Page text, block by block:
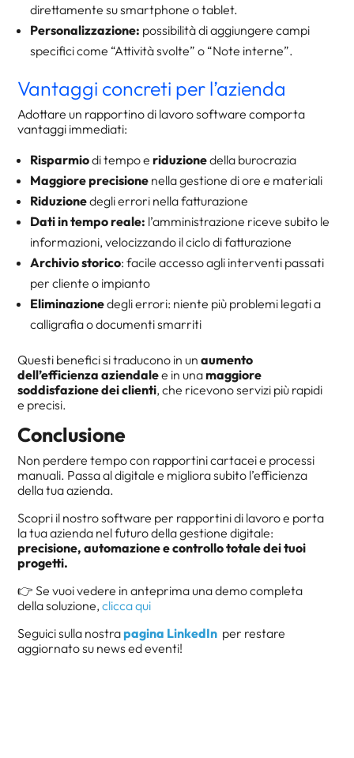
direttamente su smartphone o tablet.
Personalizzazione: possibilità di aggiungere campi
specifici come “Attività svolte” o “Note interne”.
Vantaggi concreti per l’azienda
Adottare un rapportino di lavoro software comporta
vantaggi immediati:
Risparmiodi tempo eriduzionedella burocrazia
Maggiore precisione nella gestione di ore e materiali
Riduzionedegli errori nella fatturazione
Dati in tempo reale: l’amministrazione riceve subito le
informazioni, velocizzando il ciclo di fatturazione
Archivio storico: facile accesso agli interventi passati
per cliente o impianto
Eliminazionedegli errori: niente più problemi legati a
calligrafia o documenti smarriti
Questi benefici si traducono in unaumento
dell’efficienza aziendalee in unamaggiore
soddisfazione dei clienti, che ricevono servizi più rapidi
e precisi.
Conclusione
Non perdere tempo con rapportini cartacei e processi
manuali. Passa al digitale e migliora subito l’efficienza
della tua azienda.
Scopri il nostro software per rapportini di lavoro e porta
la tua azienda nel futuro della gestione digitale:
precisione, automazione e controllo totale dei tuoi
progetti.
👉 Se vuoi vedere in anteprima una demo completa
della soluzione,clicca qui
Seguici sulla nostrapagina LinkedIn per restare
aggiornato su news ed eventi!